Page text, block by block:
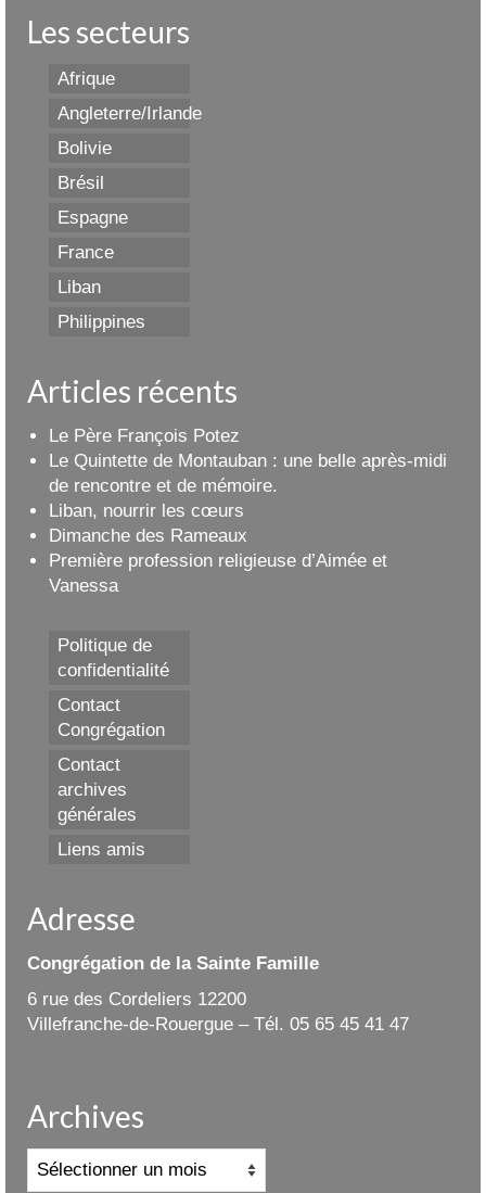
Les secteurs
Afrique
Angleterre/Irlande
Bolivie
Brésil
Espagne
France
Liban
Philippines
Articles récents
Le Père François Potez
Le Quintette de Montauban : une belle après-midi
de rencontre et de mémoire.
Liban, nourrir les cœurs
Dimanche des Rameaux
Première profession religieuse d’Aimée et
Vanessa
Politique de
confidentialité
Contact
Congrégation
Contact
archives
générales
Liens amis
Adresse
Congrégation de la Sainte Famille
6 rue des Cordeliers 12200
Villefranche-de-Rouergue – Tél. 05 65 45 41 47
Archives
Archives